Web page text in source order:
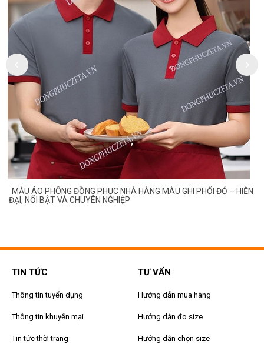
MẪU ÁO PHÔNG ĐỒNG PHỤC NHÀ HÀNG MÀU GHI PHỐI ĐỎ – HIỆN
ĐẠI, NỔI BẬT VÀ CHUYÊN NGHIỆP
TIN TỨC
Thông tin tuyển dụng
Thông tin khuyến mại
Tin tức thời trang
TƯ VẤN
Hướng dẫn mua hàng
Hướng dẫn đo size
Hướng dẫn chọn size